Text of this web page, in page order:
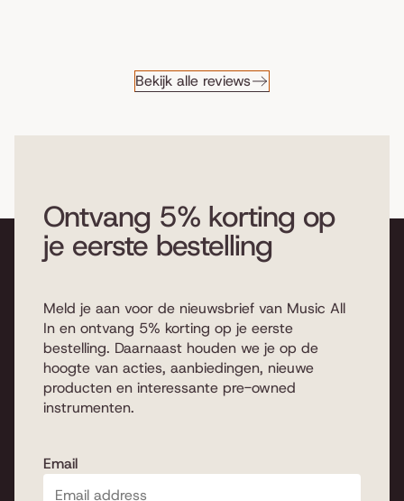
Bekijk alle reviews
Ontvang 5% korting op
je eerste bestelling
Meld je aan voor de nieuwsbrief van Music All
In en ontvang 5% korting op je eerste
bestelling. Daarnaast houden we je op de
hoogte van acties, aanbiedingen, nieuwe
producten en interessante pre-owned
instrumenten.
Email